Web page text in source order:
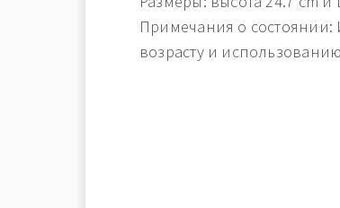
Примечания о состоянии:
возрасту и